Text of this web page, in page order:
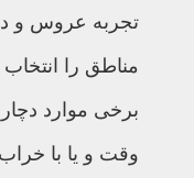
تجربه عروس و
مناطق را
برخی موارد
وقت و یا با